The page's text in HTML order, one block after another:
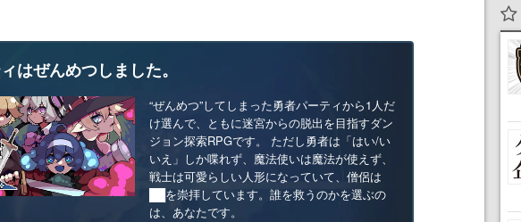
はぜんめつしました。
“ぜんめつ”してしまった勇者パーティから1人だ
け選んで、ともに迷宮からの脱出を目指すダン
ジョン探索RPGです。 ただし勇者は「はい/い
いえ」しか喋れず、魔法使いは魔法が使えず、
戦士は可愛らしい人形になっていて、僧侶は
██を崇拝しています。誰を救うのかを選ぶの
は、あなたです。